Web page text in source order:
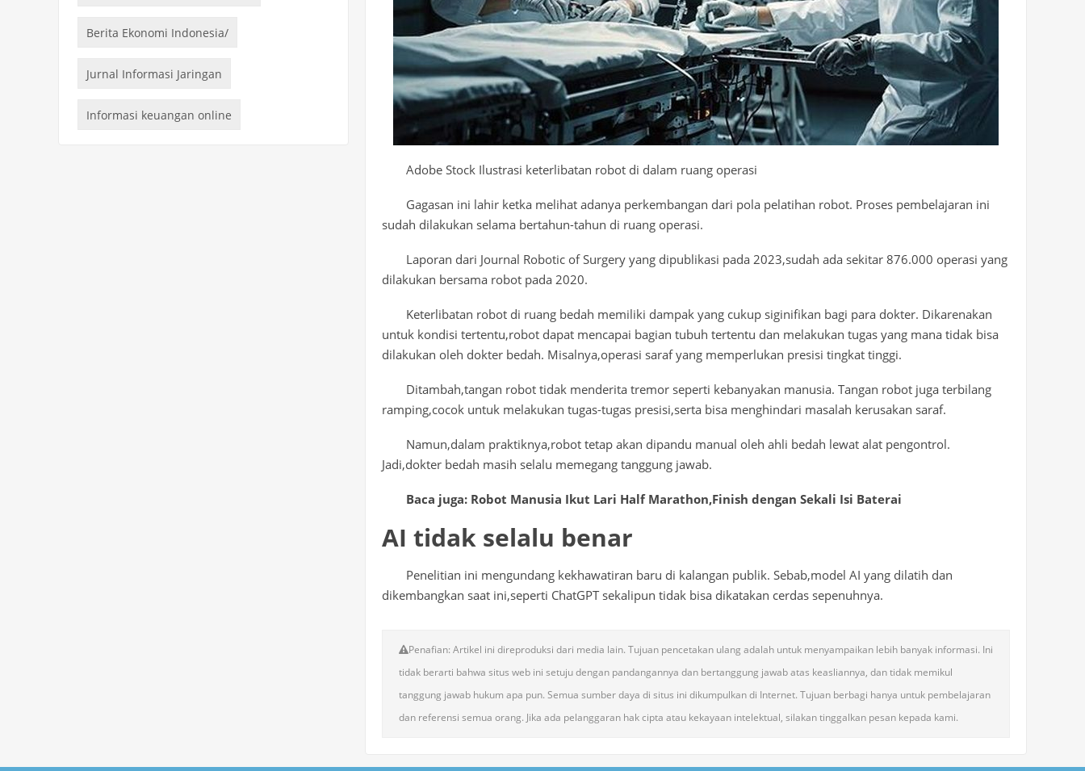
Berita Ekonomi Indonesia/
Jurnal Informasi Jaringan
Informasi keuangan online
Adobe Stock Ilustrasi keterlibatan robot di dalam ruang operasi
Gagasan ini lahir ketka melihat adanya perkembangan dari pola pelatihan robot. Proses pembelajaran ini
sudah dilakukan selama bertahun-tahun di ruang operasi.
Laporan dari Journal Robotic of Surgery yang dipublikasi pada 2023,sudah ada sekitar 876.000 operasi yang
dilakukan bersama robot pada 2020.
Keterlibatan robot di ruang bedah memiliki dampak yang cukup siginifikan bagi para dokter. Dikarenakan
untuk kondisi tertentu,robot dapat mencapai bagian tubuh tertentu dan melakukan tugas yang mana tidak bisa
dilakukan oleh dokter bedah. Misalnya,operasi saraf yang memperlukan presisi tingkat tinggi.
Ditambah,tangan robot tidak menderita tremor seperti kebanyakan manusia. Tangan robot juga terbilang
ramping,cocok untuk melakukan tugas-tugas presisi,serta bisa menghindari masalah kerusakan saraf.
Namun,dalam praktiknya,robot tetap akan dipandu manual oleh ahli bedah lewat alat pengontrol.
Jadi,dokter bedah masih selalu memegang tanggung jawab.
Baca juga: Robot Manusia Ikut Lari Half Marathon,Finish dengan Sekali Isi Baterai
AI tidak selalu benar
Penelitian ini mengundang kekhawatiran baru di kalangan publik. Sebab,model AI yang dilatih dan
dikembangkan saat ini,seperti ChatGPT sekalipun tidak bisa dikatakan cerdas sepenuhnya.
Penafian: Artikel ini direproduksi dari media lain. Tujuan pencetakan ulang adalah untuk menyampaikan lebih banyak informasi. Ini
tidak berarti bahwa situs web ini setuju dengan pandangannya dan bertanggung jawab atas keasliannya, dan tidak memikul
tanggung jawab hukum apa pun. Semua sumber daya di situs ini dikumpulkan di Internet. Tujuan berbagi hanya untuk pembelajaran
dan referensi semua orang. Jika ada pelanggaran hak cipta atau kekayaan intelektual, silakan tinggalkan pesan kepada kami.